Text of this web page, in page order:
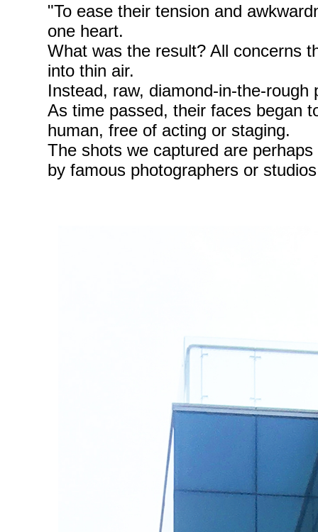
"To ease their tension and
one heart.
What was the result? All concerns
into thin air.
Instead, raw, diamond-in-the-
As time passed, their faces began
human, free of acting or staging.
The shots we captured are
by famous photographers or